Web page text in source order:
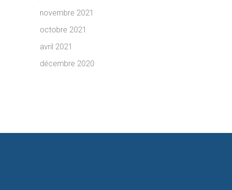
novembre 2021
octobre 2021
avril 2021
décembre 2020